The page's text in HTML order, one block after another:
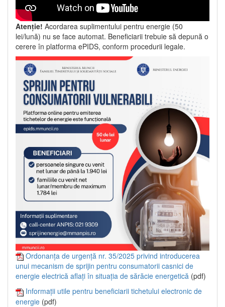
Atenție! Acordarea suplimentului pentru energie (50
lei/lună) nu se face automat. Beneficiarii trebuie să depună o
cerere în platforma ePIDS, conform procedurii legale.
Ordonanța de urgență nr. 35/2025 privind introducerea
unui mecanism de sprijin pentru consumatorii casnici de
energie electrică aflați în situația de sărăcie energetică (pdf)
Informații utile pentru beneficiarii tichetului electronic de
energie (pdf)